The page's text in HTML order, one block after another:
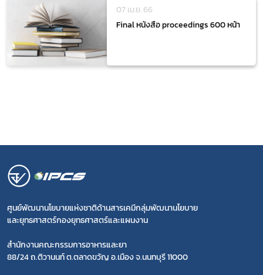
07 เม.ย. 66
Final หนังสือ proceedings 600 หน้า
ศูนย์พัฒนานโยบายแห่งชาติด้านสารเคมีกลุ่มพัฒนานโยบาย
และยุทธศาสตร์กองยุทธศาสตร์และแผนงาน
สำนักงานคณะกรรมการอาหารและยา
88/24 ถ.ติวานนท์ ต.ตลาดขวัญ อ.เมือง จ.นนทบุรี 11000